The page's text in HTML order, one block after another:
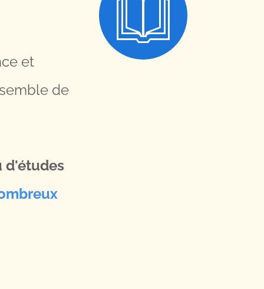
et
de
d'études